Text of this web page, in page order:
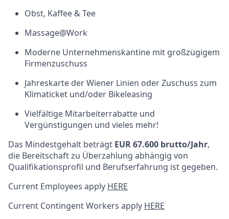
Obst, Kaffee & Tee
Massage@Work
Moderne Unternehmenskantine mit großzügigem
Firmenzuschuss
Jahreskarte der Wiener Linien oder Zuschuss zum
Klimaticket und/oder Bikeleasing
Vielfältige Mitarbeiterrabatte und
Vergünstigungen und vieles mehr!
Das Mindestgehalt beträgt EUR 67.600 brutto/Jahr,
die Bereitschaft zu Überzahlung abhängig von
Qualifikationsprofil und Berufserfahrung ist gegeben.
Current Employees apply HERE
Current Contingent Workers apply HERE